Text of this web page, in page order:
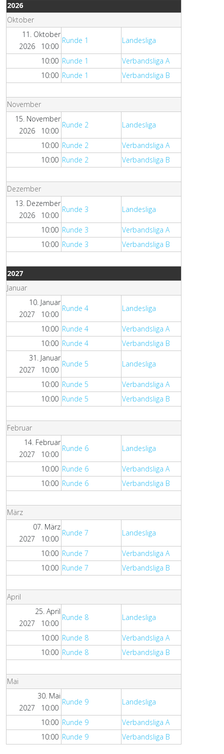
2026
Oktober
11. Oktober
2026 10:00
Runde 1 Landesliga
10:00 Runde 1
Verbandsliga A
10:00 Runde 1 Verbandsliga B
November
15. November
2026 10:00
Runde 2 Landesliga
10:00 Runde 2
Verbandsliga A
10:00 Runde 2 Verbandsliga B
Dezember
13. Dezember
2026 10:00
Runde 3 Landesliga
10:00 Runde 3
Verbandsliga A
10:00 Runde 3 Verbandsliga B
2027
Januar
10. Januar
2027 10:00
Runde 4 Landesliga
10:00 Runde 4
Verbandsliga A
10:00 Runde 4
Verbandsliga B
31. Januar
2027 10:00
Runde 5 Landesliga
10:00 Runde 5
Verbandsliga A
10:00 Runde 5 Verbandsliga B
Februar
14. Februar
2027 10:00
Runde 6 Landesliga
10:00 Runde 6
Verbandsliga A
10:00 Runde 6 Verbandsliga B
März
07. März
2027 10:00
Runde 7 Landesliga
10:00 Runde 7
Verbandsliga A
10:00 Runde 7 Verbandsliga B
April
25. April
2027 10:00
Runde 8 Landesliga
10:00 Runde 8
Verbandsliga A
10:00 Runde 8 Verbandsliga B
Mai
30. Mai
2027 10:00
Runde 9 Landesliga
10:00 Runde 9
Verbandsliga A
10:00 Runde 9 Verbandsliga B